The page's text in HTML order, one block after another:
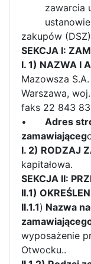
zawarcia
zakupów (DSZ)
SEKCJA I:
I. 1) NAZWA I
Mazowsza
Warszawa,
faks 22 843 83
•
Adres
zamawiająceg
I. 2) RODZAJ
kapitałowa.
SEKCJA II:
II.1)
II.1.1) Nazwa
wyposażenie
Otwocku..